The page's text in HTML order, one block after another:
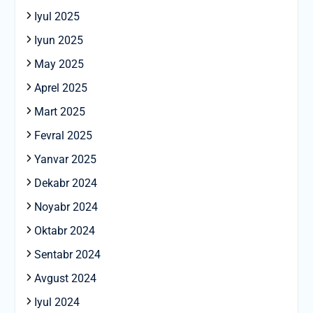
Iyul 2025
Iyun 2025
May 2025
Aprel 2025
Mart 2025
Fevral 2025
Yanvar 2025
Dekabr 2024
Noyabr 2024
Oktabr 2024
Sentabr 2024
Avgust 2024
Iyul 2024